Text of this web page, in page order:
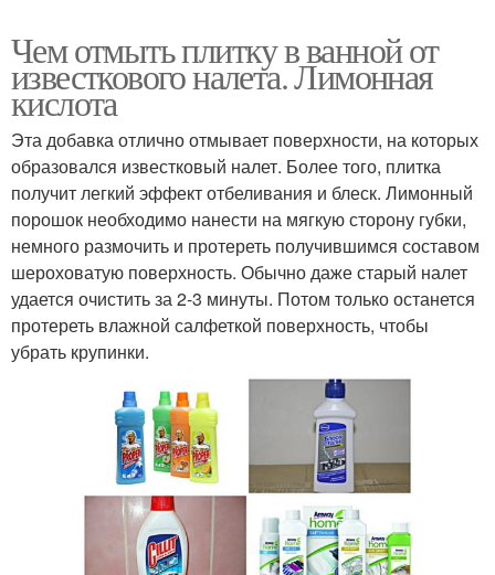
Чем отмыть плитку в ванной от
известкового налета. Лимонная
кислота
Эта добавка отлично отмывает поверхности, на которых
образовался известковый налет. Более того, плитка
получит легкий эффект отбеливания и блеск. Лимонный
порошок необходимо нанести на мягкую сторону губки,
немного размочить и протереть получившимся составом
шероховатую поверхность. Обычно даже старый налет
удается очистить за 2-3 минуты. Потом только останется
протереть влажной салфеткой поверхность, чтобы
убрать крупинки.